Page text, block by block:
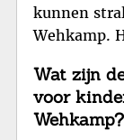
kunnen
Wehkamp.
Wat zijn
voor
Wehkamp?